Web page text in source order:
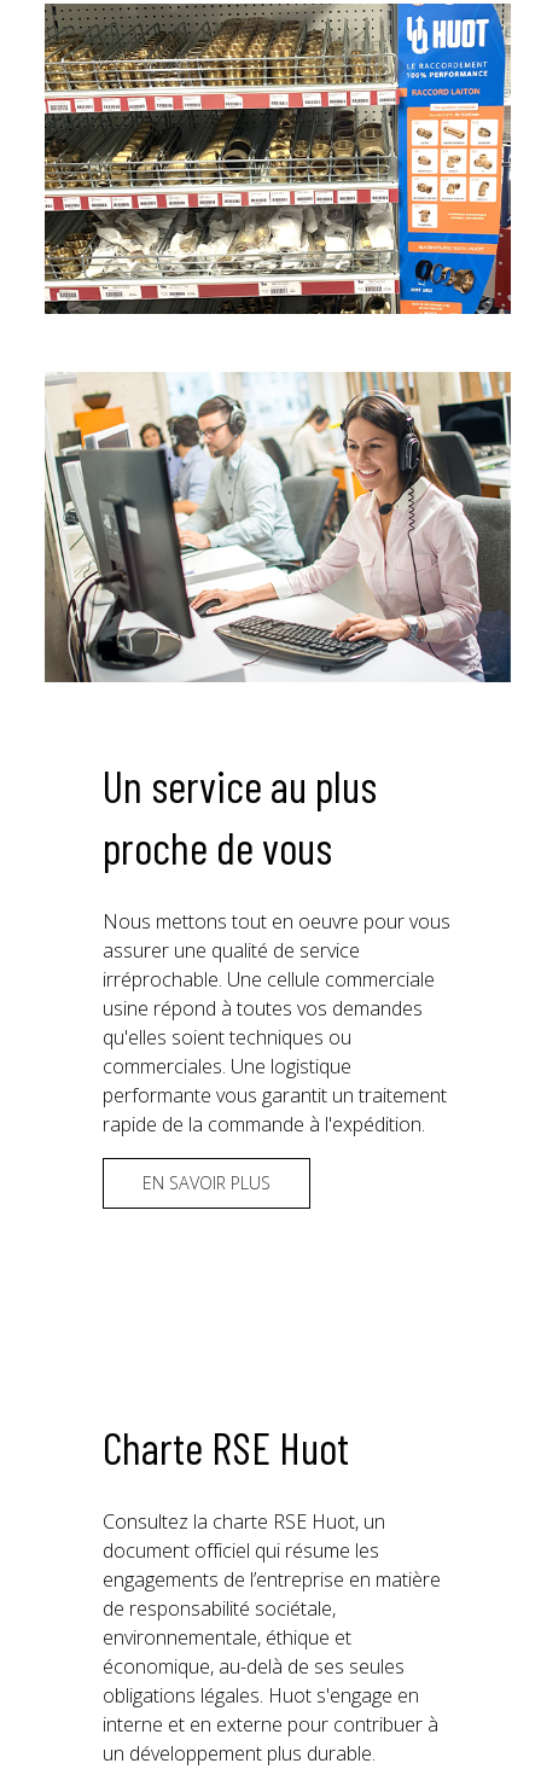
Un service au plus
proche de vous
Nous mettons tout en oeuvre pour vous
assurer une qualité de service
irréprochable. Une cellule commerciale
usine répond à toutes vos demandes
qu'elles soient techniques ou
commerciales. Une logistique
performante vous garantit un traitement
rapide de la commande à l'expédition.
EN SAVOIR PLUS
Charte RSE Huot
Consultez la charte RSE Huot, un
document officiel qui résume les
engagements de l’entreprise en matière
de responsabilité sociétale,
environnementale, éthique et
économique, au-delà de ses seules
obligations légales. Huot s'engage en
interne et en externe pour contribuer à
un développement plus durable.